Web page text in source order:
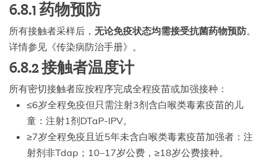
6.8.1 药物预防
所有接触者采样后， 无论免疫状态均需接受抗菌药物预防。
详情参见《传染病防治手册》。
6.8.2 接触者温度计
所有密切接触者应按程序完成全程疫苗或加强接种：
≤6岁全程免疫但只需注射3剂含白喉类毒素疫苗的儿
童：注射1剂DTaP-IPV。
≥7岁全程免疫且近5年未含白喉类毒素疫苗加强者：注
射剂非Tdap；10–17岁公费，≥18岁公费接种。